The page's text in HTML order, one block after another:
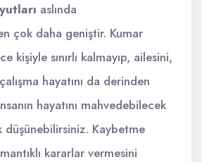
aslında
çok daha geniştir. Kumar
kişiyle sınırlı kalmayıp, ailesini,
hayatını da derinden
hayatını mahvedebilecek
düşünebilirsiniz. Kaybetme
kararlar vermesini